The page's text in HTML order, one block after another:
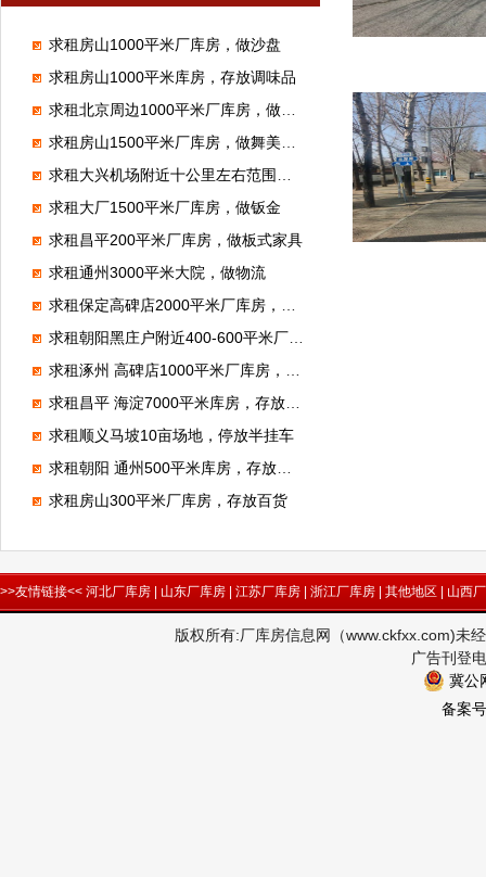
求租房山1000平米厂库房，做沙盘
求租房山1000平米库房，存放调味品
求租北京周边1000平米厂库房，做腻子粉
求租房山1500平米厂库房，做舞美展览
求租大兴机场附近十公里左右范围库房厂房1000平米左右能进大车的
求租大厂1500平米厂库房，做钣金
求租昌平200平米厂库房，做板式家具
求租通州3000平米大院，做物流
求租保定高碑店2000平米厂库房，加工无纺布
求租朝阳黑庄户附近400-600平米厂库房，做市区配送
求租涿州 高碑店1000平米厂库房，做装修材料
求租昌平 海淀7000平米库房，存放电子产品
求租顺义马坡10亩场地，停放半挂车
求租朝阳 通州500平米库房，存放狗粮
求租房山300平米厂库房，存放百货
>>友情链接<< 河北厂库房 | 山东厂库房 | 江苏厂库房 | 浙江厂库房 | 其他地区 | 山西
版权所有:厂库房信息网（www.ckfxx.com)未
广告刊登
冀公
备案